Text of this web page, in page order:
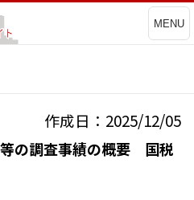
MENU
作成日：2025/12/05
の調査事績の概要 国税